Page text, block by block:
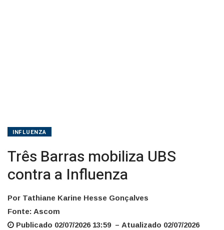
INFLUENZA
Três Barras mobiliza UBS
contra a Influenza
Por Tathiane Karine Hesse Gonçalves
Fonte: Ascom
Publicado 02/07/2026 13:59 – Atualizado 02/07/2026